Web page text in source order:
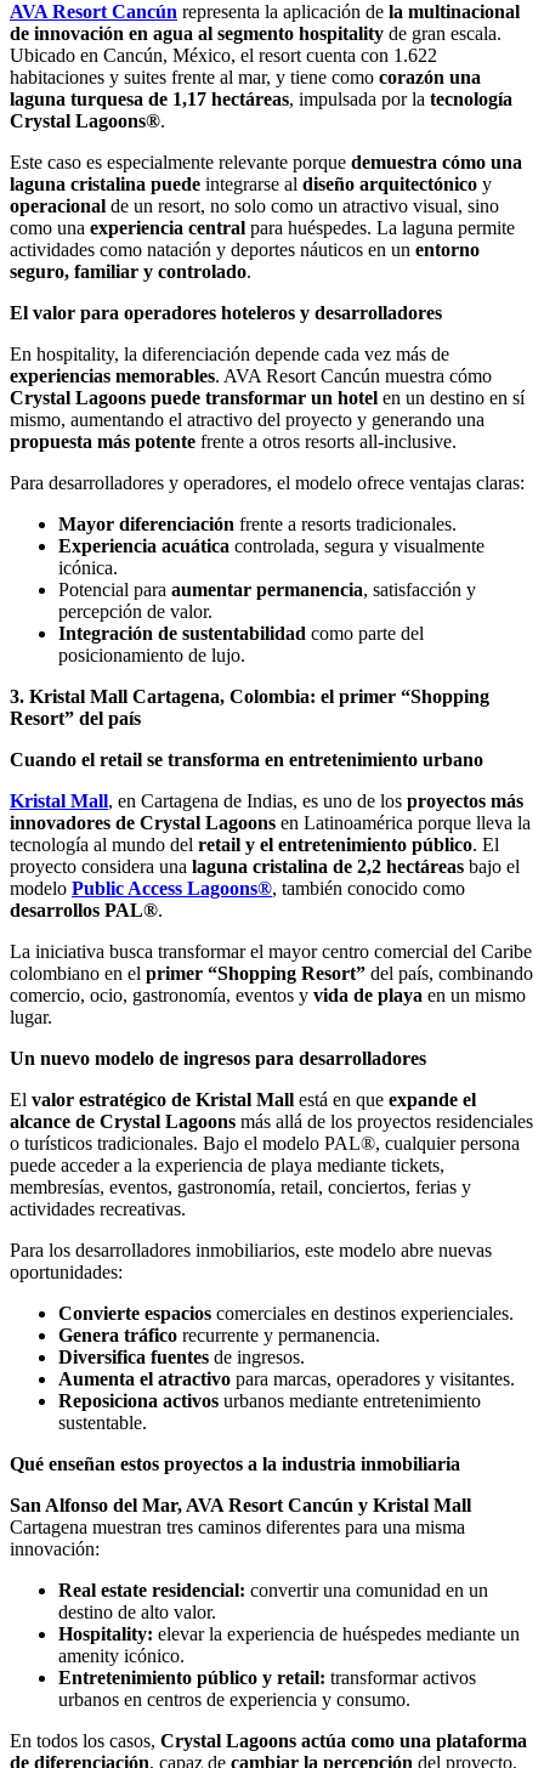
AVA Resort Cancún representa la aplicación de la multinacional
de innovación en agua al segmento hospitality de gran escala.
Ubicado en Cancún, México, el resort cuenta con 1.622
habitaciones y suites frente al mar, y tiene como corazón una
laguna turquesa de 1,17 hectáreas, impulsada por la tecnología
Crystal Lagoons®.
Este caso es especialmente relevante porque demuestra cómo una
laguna cristalina puede integrarse al diseño arquitectónico y
operacional de un resort, no solo como un atractivo visual, sino
como una experiencia central para huéspedes. La laguna permite
actividades como natación y deportes náuticos en un entorno
seguro, familiar y controlado.
El valor para operadores hoteleros y desarrolladores
En hospitality, la diferenciación depende cada vez más de
experiencias memorables. AVA Resort Cancún muestra cómo
Crystal Lagoons puede transformar un hotel en un destino en sí
mismo, aumentando el atractivo del proyecto y generando una
propuesta más potente frente a otros resorts all-inclusive.
Para desarrolladores y operadores, el modelo ofrece ventajas claras:
Mayor diferenciación frente a resorts tradicionales.
Experiencia acuática controlada, segura y visualmente
icónica.
Potencial para aumentar permanencia, satisfacción y
percepción de valor.
Integración de sustentabilidad como parte del
posicionamiento de lujo.
3. Kristal Mall Cartagena, Colombia: el primer “Shopping
Resort” del país
Cuando el retail se transforma en entretenimiento urbano
Kristal Mall, en Cartagena de Indias, es uno de los proyectos más
innovadores de Crystal Lagoons en Latinoamérica porque lleva la
tecnología al mundo del retail y el entretenimiento público. El
proyecto considera una laguna cristalina de 2,2 hectáreas bajo el
modelo Public Access Lagoons®, también conocido como
desarrollos PAL®.
La iniciativa busca transformar el mayor centro comercial del Caribe
colombiano en el primer “Shopping Resort” del país, combinando
comercio, ocio, gastronomía, eventos y vida de playa en un mismo
lugar.
Un nuevo modelo de ingresos para desarrolladores
El valor estratégico de Kristal Mall está en que expande el
alcance de Crystal Lagoons más allá de los proyectos residenciales
o turísticos tradicionales. Bajo el modelo PAL®, cualquier persona
puede acceder a la experiencia de playa mediante tickets,
membresías, eventos, gastronomía, retail, conciertos, ferias y
actividades recreativas.
Para los desarrolladores inmobiliarios, este modelo abre nuevas
oportunidades:
Convierte espacios comerciales en destinos experienciales.
Genera tráfico recurrente y permanencia.
Diversifica fuentes de ingresos.
Aumenta el atractivo para marcas, operadores y visitantes.
Reposiciona activos urbanos mediante entretenimiento
sustentable.
Qué enseñan estos proyectos a la industria inmobiliaria
San Alfonso del Mar, AVA Resort Cancún y Kristal Mall
Cartagena muestran tres caminos diferentes para una misma
innovación:
Real estate residencial: convertir una comunidad en un
destino de alto valor.
Hospitality: elevar la experiencia de huéspedes mediante un
amenity icónico.
Entretenimiento público y retail: transformar activos
urbanos en centros de experiencia y consumo.
En todos los casos, Crystal Lagoons actúa como una plataforma
de diferenciación, capaz de cambiar la percepción del proyecto,